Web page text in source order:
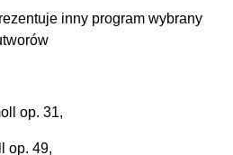
inny program wybrany
op. 31,
op. 49,